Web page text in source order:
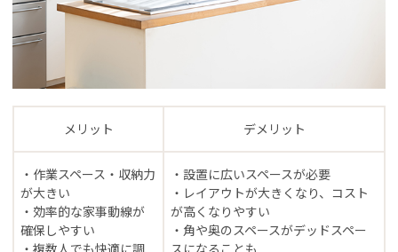
メリット デメリット
・作業スペース・収納力
が大きい
・効率的な家事動線が
確保しやすい
・設置に広いスペースが必要
・レイアウトが大きくなり、コスト
が高くなりやすい
・角や奥のスペースがデッドスペー